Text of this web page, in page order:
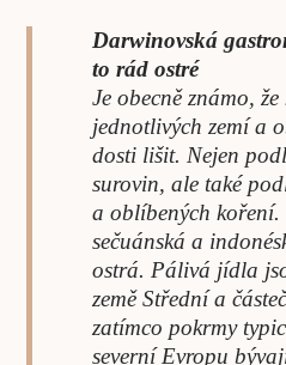
Darwinovská
to rád ostré
Je obecně známo,
jednotlivých zemí a
dosti lišit. Nejen
surovin, ale také
a oblíbených koření.
sečuánská a
ostrá. Pálivá jídla
země Střední a
zatímco pokrmy
severní Evropu